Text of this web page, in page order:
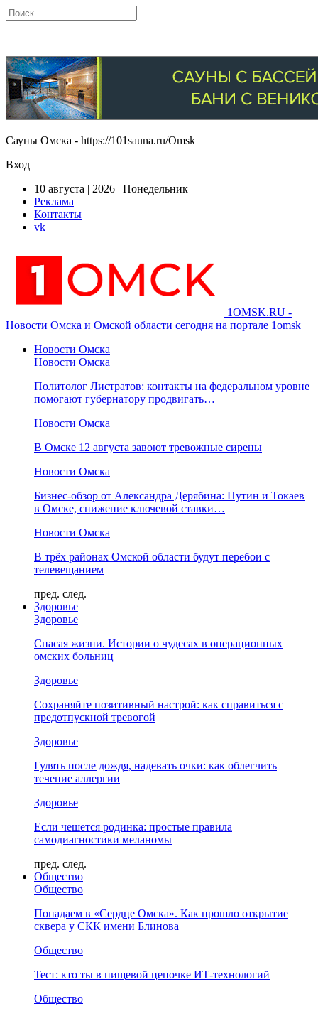
Сауны Омска - https://101sauna.ru/Omsk
Вход
10 августа | 2026 | Понедельник
Реклама
Контакты
vk
1OMSK.RU -
Новости Омска и Омской области сегодня на портале 1omsk
Новости Омска
Новости Омска
Политолог Листратов: контакты на федеральном уровне
помогают губернатору продвигать…
Новости Омска
В Омске 12 августа завоют тревожные сирены
Новости Омска
Бизнес-обзор от Александра Дерябина: Путин и Токаев
в Омске, снижение ключевой ставки…
Новости Омска
В трёх районах Омской области будут перебои с
телевещанием
пред. след.
Здоровье
Здоровье
Спасая жизни. Истории о чудесах в операционных
омских больниц
Здоровье
Сохраняйте позитивный настрой: как справиться с
предотпускной тревогой
Здоровье
Гулять после дождя, надевать очки: как облегчить
течение аллергии
Здоровье
Если чешется родинка: простые правила
самодиагностики меланомы
пред. след.
Общество
Общество
Попадаем в «Сердце Омска». Как прошло открытие
сквера у СКК имени Блинова
Общество
Тест: кто ты в пищевой цепочке ИТ-технологий
Общество